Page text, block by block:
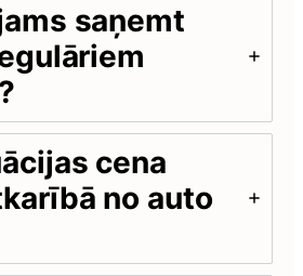
saņemt
cena
no auto